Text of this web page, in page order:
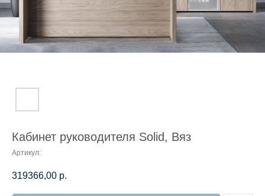
Кабинет руководителя Solid, Вяз
Артикул:
319366,00 р.